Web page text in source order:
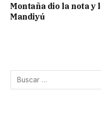
Montaña dio la nota y
Mandiyú